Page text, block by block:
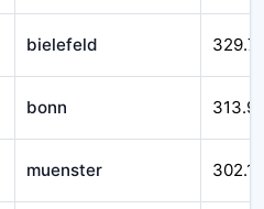
bielefeld
bonn
muenster